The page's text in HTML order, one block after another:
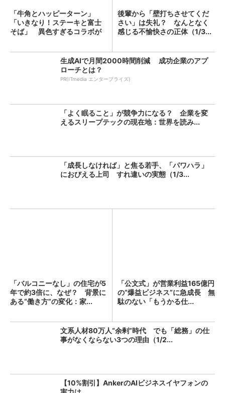
「牛角とハッピーターン」
「いきなり！ステーキと富士
そば」 異色すぎるコラボが
後輩から「壁打ちさせてくだ
さい」は失礼？ なんとなく
感じる不愉快さの正体（1/3...
生成AIで月間2000時間削減 成功企業のアプ
ローチとは？
PR(ITmedia エンタープライズ)
「よく眠ること」が競争力になる？ 企業を変
えるスリープテックの現在地：世界を読み...
「成長しなければ」と焦る若手、「パワハラ」
におびえる上司 すれ違いの実態（1/3...
「バルコニーなし」の住宅が5
年で約3倍に、なぜ？ 背景に
ある“働き方”の変化：家...
「公文式」が営業利益165億円
の“爆益ビジネス”に急成長 無
駄のない「もうかる仕...
文系人材80万人“余剰”時代 でも「総務」の仕
事がなくならない3つの理由（1/2...
【10%割引】AnkerのAIビジネスイヤフォンの